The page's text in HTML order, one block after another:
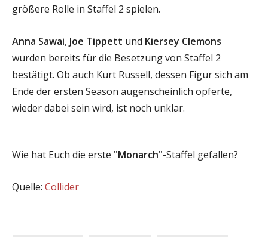
größere Rolle in Staffel 2 spielen.
Anna Sawai, Joe Tippett und Kiersey Clemons
wurden bereits für die Besetzung von Staffel 2
bestätigt. Ob auch Kurt Russell, dessen Figur sich am
Ende der ersten Season augenscheinlich opferte,
wieder dabei sein wird, ist noch unklar.
Wie hat Euch die erste "Monarch"-Staffel gefallen?
Quelle: Collider